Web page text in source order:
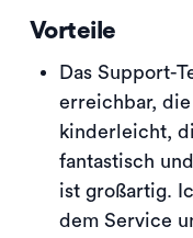
Vorteile
Das Support-
erreichbar,
kinderleicht,
fantastisch
ist großartig.
dem Service